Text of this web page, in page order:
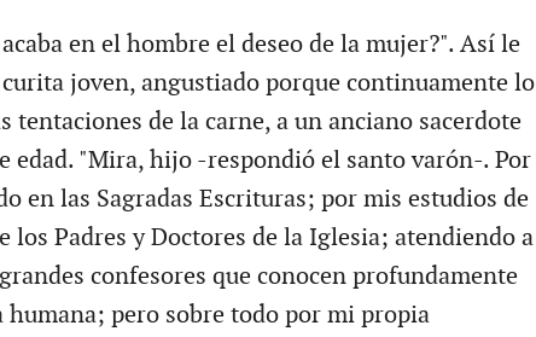
en el hombre el deseo de la mujer?". Así le
joven, angustiado porque continuamente lo
tentaciones de la carne, a un anciano sacerdote
edad. "Mira, hijo -respondió el santo varón-. Por
en las Sagradas Escrituras; por mis estudios de
los Padres y Doctores de la Iglesia; atendiendo a
confesores que conocen profundamente
humana; pero sobre todo por mi propia